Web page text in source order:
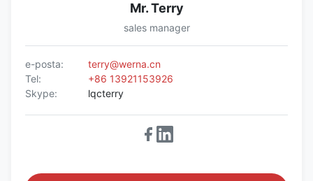
Mr. Terry
sales manager
e-posta:
terry@werna.cn
Tel:
+86 13921153926
Skype:
lqcterry